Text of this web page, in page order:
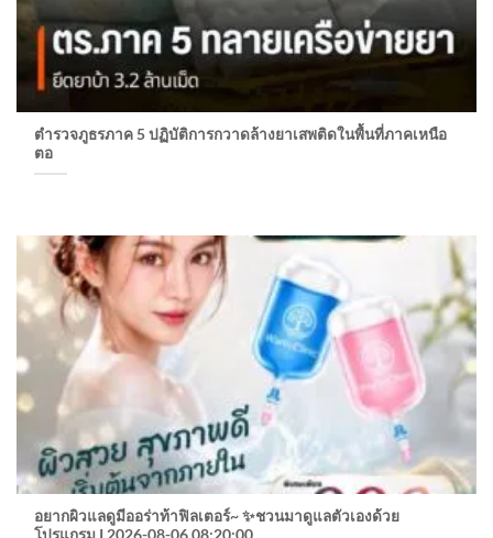
ตำรวจภูธรภาค 5 ปฏิบัติการกวาดล้างยาเสพติดในพื้นที่ภาคเหนือ
ตอ
อยากผิวแลดูมีออร่าท้าฟิลเตอร์~ ✨ชวนมาดูแลตัวเองด้วย
โปรแกรม I 2026-08-06 08:20:00